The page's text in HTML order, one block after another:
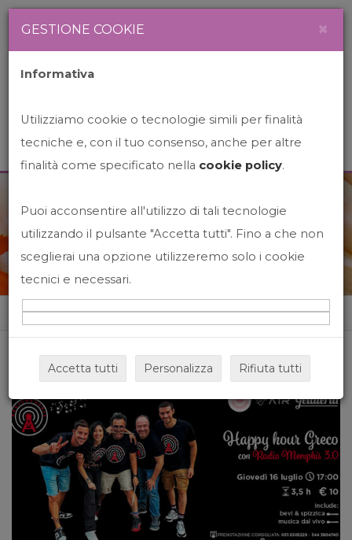
News&Events
Home News&events
GESTIONE COOKIE ×
Informativa
Utilizziamo cookie o tecnologie simili per finalità
tecniche e, con il tuo consenso, anche per altre
finalità come specificato nella cookie policy.
Puoi acconsentire all'utilizzo di tali tecnologie
utilizzando il pulsante "Accetta tutti". Fino a che non
sceglierai una opzione utilizzeremo solo i cookie
tecnici e necessari.
Accetta tutti Personalizza Rifiuta tutti